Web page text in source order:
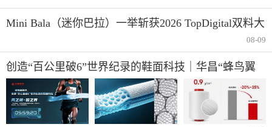
Mini Bala（迷你巴拉）一举斩获2026 TopDigital双料大
08-09
创造“百公里破6”世界纪录的鞋面科技｜华昌“蜂鸟翼
网纱”定义极致轻量